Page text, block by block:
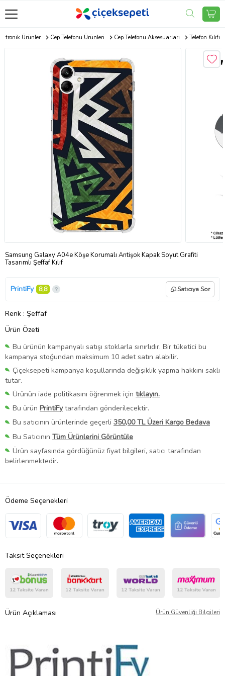
Ürünler Cep Telefonu Ürünleri Cep Telefonu Aksesuarları Telefon Kılıfı
Samsung Galaxy A04e Köşe Korumalı Antişok Kapak Soyut Grafiti
Tasarımlı Şeffaf Kılıf
PrintiFy 8,8 Satıcıya Sor
Renk : Şeffaf
Ürün Özeti
Bu ürünün kampanyalı satışı stoklarla sınırlıdır. Bir tüketici bu
kampanya stoğundan maksimum 10 adet satın alabilir.
Çiçeksepeti kampanya koşullarında değişiklik yapma hakkını saklı
tutar.
Ürünün iade politikasını öğrenmek için tıklayın.
Bu ürün PrintiFytarafından gönderilecektir.
Bu satıcının ürünlerinde geçerli 350,00 TL Üzeri Kargo Bedava
Bu Satıcının Tüm Ürünlerini Görüntüle
Ürün sayfasında gördüğünüz fiyat bilgileri, satıcı tarafından
belirlenmektedir.
Ödeme Seçenekleri
Taksit Seçenekleri
Ürün Açıklaması Ürün Güvenliği Bilgileri